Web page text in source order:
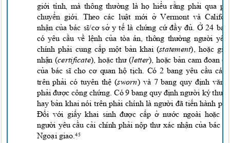
giới tính, mà thông thường là họ hiểu rằng phải qua
chuyển giới. Theo các luật mới ở Vermont và
nhận của bác sĩ/cơ sở y tế là chứng cứ đầy đủ. Ở 24
có yêu cầu về lệnh của tòa án, thông thường người
chính phải cung cấp một bản khai (statement), hoặc
nhận (certificate), hoặc thư (letter), hoặc bản cam đoan (
của bác sĩ cho cơ quan hộ tịch. Có 2 bang yêu cầu
trên phải có tuyên thệ (sworn) và 7 bang quy định
phải được công chứng. Có 9 bang quy định người kythư
hay bản khai nói trên phải chính là người đã tiến hành
Đối với giấy khai sinh được cấp ở nước ngoài hoặc
người yêu cầu cải chính phải nộp thư xác nhận của bác
Ngoại giao.45